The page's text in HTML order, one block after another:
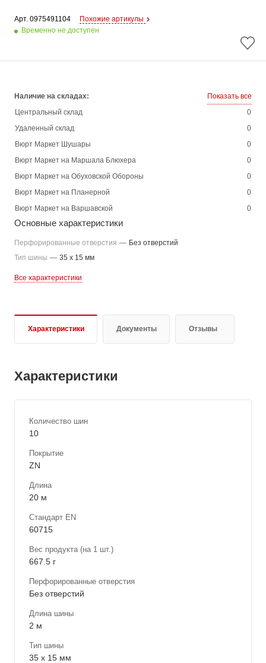
Арт. 0975491104
Похожие артикулы
Временно не доступен
Наличие на складах:
Показать все
Центральный склад
0
Удаленный склад
0
Вюрт Маркет Шушары
0
Вюрт Маркет на Маршала Блюхера
0
Вюрт Маркет на Обуховской Обороны
0
Вюрт Маркет на Планерной
0
Вюрт Маркет на Варшавской
0
Основные характеристики
Перфорированные отверстия — Без отверстий
Тип шины — 35 x 15 мм
Все характеристики
Характеристики Документы Отзывы
Характеристики
Количество шин
10
Покрытие
ZN
Длина
20 м
Стандарт EN
60715
Вес продукта (на 1 шт.)
667.5 г
Перфорированные отверстия
Без отверстий
Длина шины
2 м
Тип шины
35 x 15 мм